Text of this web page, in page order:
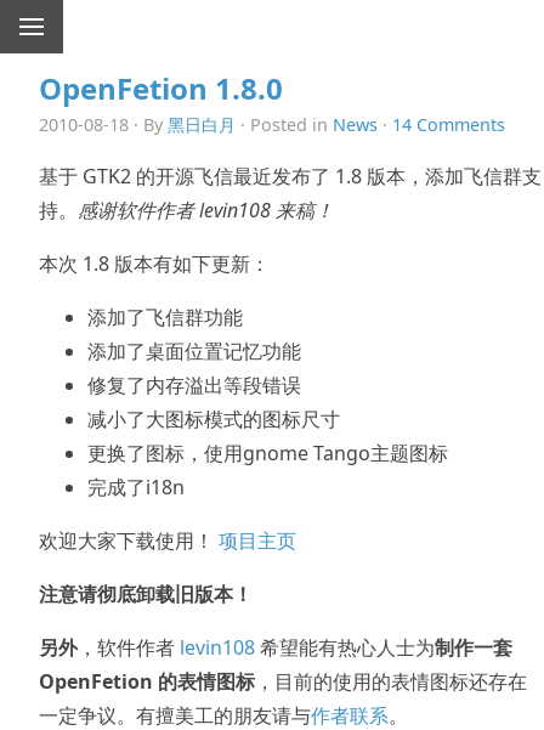
OpenFetion 1.8.0
2010-08-18 · By 黑日白月 · Posted in News · 14 Comments
基于 GTK2 的开源飞信最近发布了 1.8 版本，添加飞信群支
持。 感谢软件作者 levin108 来稿！
本次 1.8 版本有如下更新：
添加了飞信群功能
添加了桌面位置记忆功能
修复了内存溢出等段错误
减小了大图标模式的图标尺寸
更换了图标，使用gnome Tango主题图标
完成了i18n
欢迎大家下载使用！ 项目主页
注意请彻底卸载旧版本！
另外，软件作者 levin108希望能有热心人士为制作一套
OpenFetion 的表情图标 ，目前的使用的表情图标还存在
一定争议。有擅美工的朋友请与作者联系。